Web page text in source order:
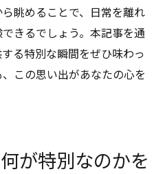
眺めることで、日常を離れ
きるでしょう。本記事を通
る特別な瞬間をぜひ味わっ
この思い出があなたの心を
が特別なのかを